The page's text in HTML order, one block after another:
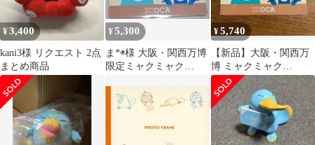
¥3,400
kani3様 リクエスト 2点
まとめ商品
¥5,300
ま*◉様 大阪・関西万博
限定ミャクミャク
おまけ付
¥5,740
【新品】大阪・関西万
博 ミャクミャク
ICOCA